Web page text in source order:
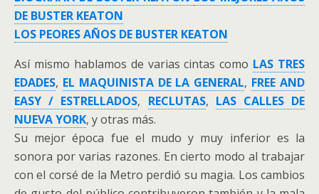
DE BUSTER KEATON
LOS PEORES AÑOS DE BUSTER KEATON
Así mismo hablamos de varias cintas como LAS TRES
EDADES, EL MAQUINISTA DE LA GENERAL, FREE AND
EASY / ESTRELLADOS, RECLUTAS, LAS CALLES DE
NUEVA YORK, y otras más.
Su mejor época fue el mudo y muy inferior es la
sonora por varias razones. En cierto modo al trabajar
con el corsé de la Metro perdió su magia. Los cambios